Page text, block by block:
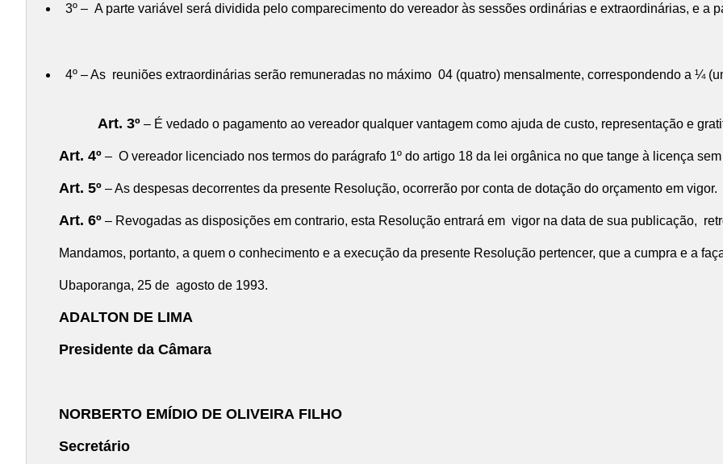
3º – A parte variável será dividida pelo comparecimento do vereador às sessões ordinárias e extraordinárias, e a
4º – As reuniões extraordinárias serão remuneradas no máximo 04 (quatro) mensalmente, correspondendo a ¼
Art. 3º – É vedado o pagamento ao vereador qualquer vantagem como ajuda de custo, representação e
Art. 4º – O vereador licenciado nos termos do parágrafo 1º do artigo 18 da lei orgânica no que tange à licença
Art. 5º – As despesas decorrentes da presente Resolução, ocorrerão por conta de dotação do orçamento em vigor.
Art. 6º – Revogadas as disposições em contrario, esta Resolução entrará em vigor na data de sua publicação,
Mandamos, portanto, a quem o conhecimento e a execução da presente Resolução pertencer, que a cumpra e a
Ubaporanga, 25 de agosto de 1993.
ADALTON DE LIMA
Presidente da Câmara
NORBERTO EMÍDIO DE OLIVEIRA FILHO
Secretário